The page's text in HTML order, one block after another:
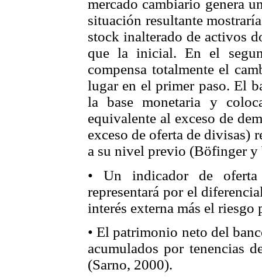
mercado cambiario genera
situación resultante
stock inalterado de activos
que la inicial. En el
compensa totalmente el
lugar en el primer paso. El
la base monetaria y
equivalente al exceso de
exceso de oferta de divisas)
a su nivel previo (Böfinger y
• Un indicador de
representará por el
interés externa más el riesgo
• El patrimonio neto del
acumulados por tenencias
(Sarno, 2000).